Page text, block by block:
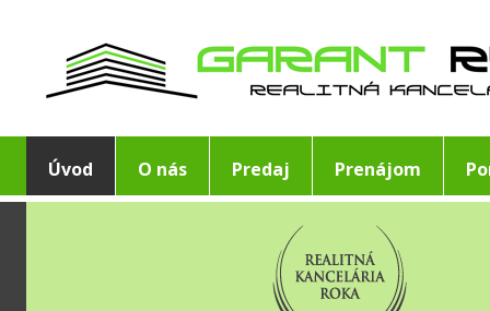
Úvod O nás Predaj Prenájom